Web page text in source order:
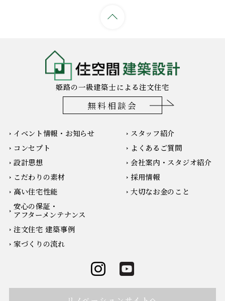
姫路の一級建築士による注文住宅
無料相談会
イベント情報・お知らせ
コンセプト
設計思想
こだわりの素材
高い住宅性能
安心の保証・
アフターメンテナンス
注文住宅 建築事例
家づくりの流れ
スタッフ紹介
よくあるご質問
会社案内・スタジオ紹介
採用情報
大切なお金のこと